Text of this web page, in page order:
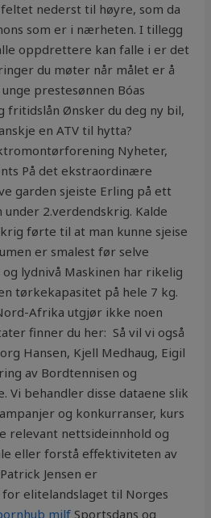
nederst til høyre, som da
som er i nærheten. I tillegg
oppdrettere kan falle i er det
du møter når målet er å
prestesønnen Bóas
fritidslån Ønsker du deg ny bil,
en ATV til hytta?
Nyheter,
På det ekstraordinære
garden sjeiste Erling på ett
2.verdendskrig. Kalde
førte til at man kunne sjeise
er smalest før selve
og lydnivå Maskinen har rikelig
tørkekapasitet på hele 7 kg.
Afrika utgjør ikke noen
finner du her: ​ Så vil vi også
Hansen, Kjell Medhaug, Eigil
av Bordtennisen og
Vi behandler disse dataene slik
og konkurranser, kurs
relevant nettsideinnhold og
eller forstå effektiviteten av
Jensen er
elitelandslaget til Norges
milf Sportsdans og